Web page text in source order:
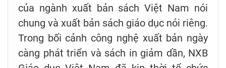
của ngành xuất bản sách Việt Nam nói
chung và xuất bản sách giáo dục nói riêng.
Trong bối cảnh công nghệ xuất bản ngày
càng phát triển và sách in giảm dần, NXB